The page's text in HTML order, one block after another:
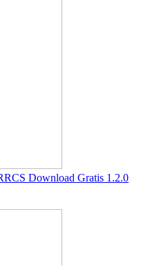
Download Gratis 1.2.0